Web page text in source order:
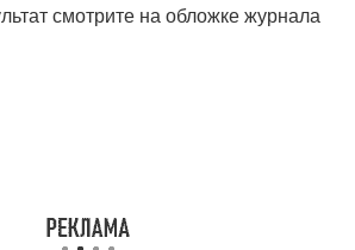
смотрите на обложке журнала